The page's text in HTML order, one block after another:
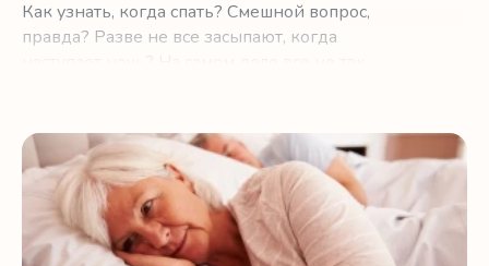
Как узнать, когда спать? Смешной вопрос,
правда? Разве не все засыпают, когда
4 вопроса вашему врачу для лучшего сна после 60